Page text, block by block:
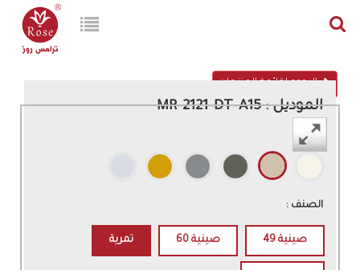
الرجوع لقائمة المنتجات
الموديل : MR-2121-DT-A15
اللون :
الصنف :
صينية 49 صينية 60 تمرية